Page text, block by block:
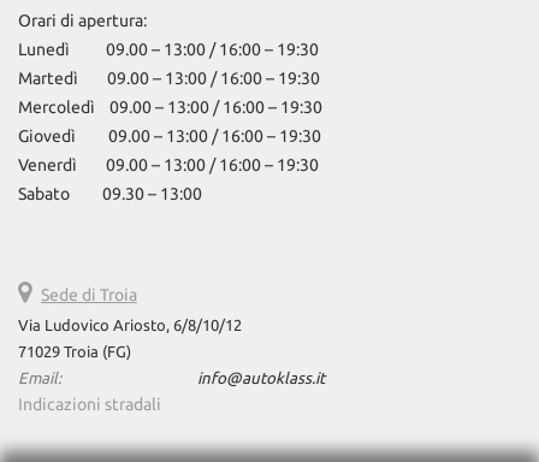
Orari di apertura:
Lunedì 09.00 – 13:00 / 16:00 – 19:30
Martedì 09.00 – 13:00 / 16:00 – 19:30
Mercoledì 09.00 – 13:00 / 16:00 – 19:30
Giovedì 09.00 – 13:00 / 16:00 – 19:30
Venerdì 09.00 – 13:00 / 16:00 – 19:30
Sabato 09.30 – 13:00
Sede di Troia
Via Ludovico Ariosto, 6/8/10/12
71029 Troia (FG)
Email:
info@autoklass.it
Indicazioni stradali